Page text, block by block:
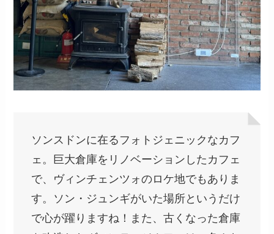
ソンスドンに在るフォトジェニックなカフ
ェ。巨大倉庫をリノベーションしたカフェ
で、ヴィンチェンツォのロケ地でもありま
す。ソン・ジュンギがいた場所というだけ
で心が躍りますね！また、古くなった倉庫